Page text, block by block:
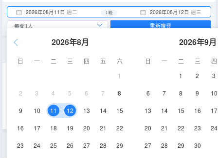
2026年08月11日 週二 2026年08月12日 週三
1 晚
2026年8月
日 一 二 三 四 五
六
1
2 3 4 5 6 7 8
9 10 11 12 13 14 15
16 17 18 19 20 21 22
23 24 25 26 27 28 29
2026年9月
日 一 二 三
四
1
2 3
6 7 8 9 10
13 14 15 16 17
20 21 22 23 24
27 28 29 30
重新搜尋
空調